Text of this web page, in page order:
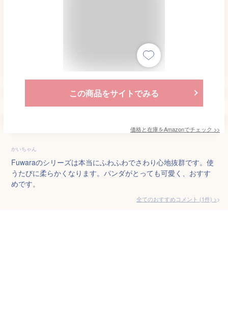
この商品をサイトでみる
価格と在庫をAmazonでチェック >>
かいちゃん
Fuwaraのシリーズは本当にふわふわでさわり心地抜群です。使
うたびに柔らかくなります。パンダがとっても可愛く、おすす
めです。
全てのおすすめコメント (1件) >